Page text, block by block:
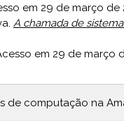
em 29 de março de
A chamada de
em 29 de março
de computação na